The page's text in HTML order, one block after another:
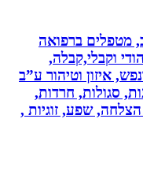
ברפואה
וטיהור ע”ב
חרדות,
שפע, זוגיות ,